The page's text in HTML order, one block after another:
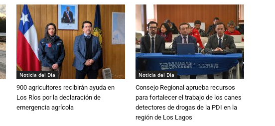
Noticia del Día
900 agricultores recibirán ayuda en
Los Ríos por la declaración de
emergencia agrícola
Noticia del Día
Consejo Regional aprueba recursos
para fortalecer el trabajo de los canes
detectores de drogas de la PDI en la
región de Los Lagos